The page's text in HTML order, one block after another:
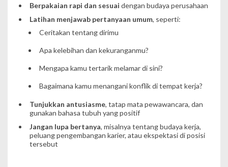
Berpakaian rapi dan sesuai dengan budaya perusahaan
Latihan menjawab pertanyaan umum, seperti:
Ceritakan tentang dirimu
Apa kelebihan dan kekuranganmu?
Mengapa kamu tertarik melamar di sini?
Bagaimana kamu menangani konflik di tempat kerja?
Tunjukkan antusiasme, tatap mata pewawancara, dan
gunakan bahasa tubuh yang positif
Jangan lupa bertanya, misalnya tentang budaya kerja,
peluang pengembangan karier, atau ekspektasi di posisi
tersebut